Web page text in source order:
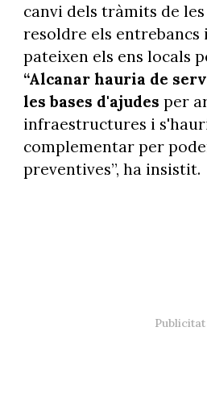
canvi dels tràmits de
resoldre els entrebancs
pateixen els ens locals
“Alcanar hauria de
les bases d'ajudes per
infraestructures i
complementar per
preventives”, ha insistit.